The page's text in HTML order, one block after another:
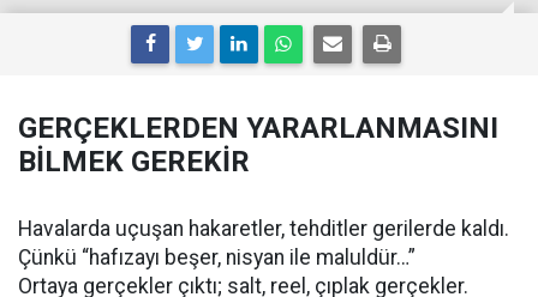
GERÇEKLERDEN YARARLANMASINI
BİLMEK GEREKİR
Havalarda uçuşan hakaretler, tehditler gerilerde kaldı.
Çünkü “hafızayı beşer, nisyan ile maluldür…”
Ortaya gerçekler çıktı; salt, reel, çıplak gerçekler.